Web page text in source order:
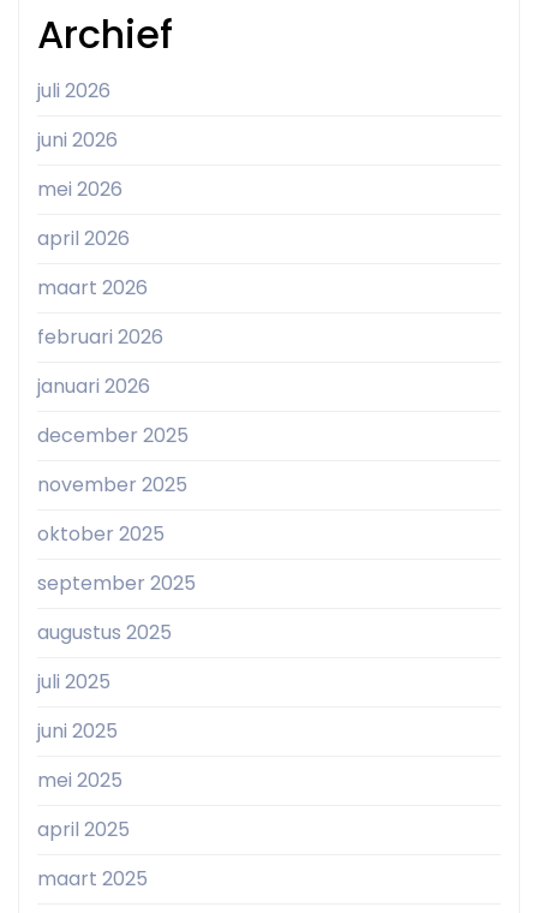
Archief
juli 2026
juni 2026
mei 2026
april 2026
maart 2026
februari 2026
januari 2026
december 2025
november 2025
oktober 2025
september 2025
augustus 2025
juli 2025
juni 2025
mei 2025
april 2025
maart 2025